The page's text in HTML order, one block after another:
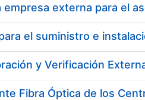
el suministro e